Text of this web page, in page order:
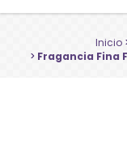
Inicio
> Fragancia Fina